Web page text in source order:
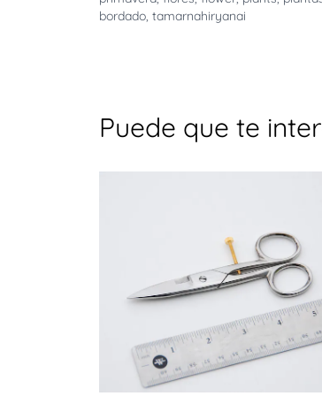
bordado, tamarnahiryanai
Puede que te